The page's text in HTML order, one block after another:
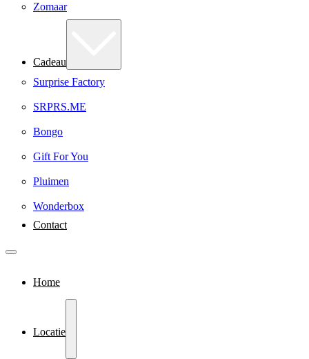
Zomaar
Cadeau
Surprise Factory
SRPRS.ME
Bongo
Gift For You
Pluimen
Wonderbox
Contact
Home
Locatie